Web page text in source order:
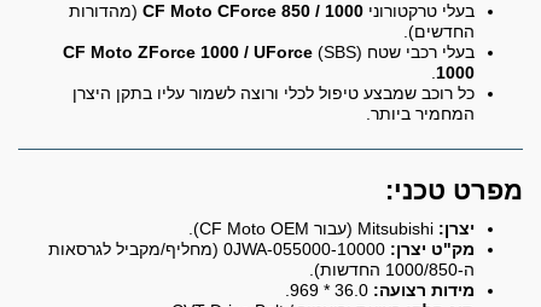
בעלי טרקטורוניCF Moto CForce 850 / 1000(מהדורות
החדשים).
בעלי רכבי שטח (SBS)
CF Moto ZForce 1000 / UForce
1000
.
כל רוכב שמבצע טיפול לכלי ורוצה לשמור עליו בתקן היצרן
המחמיר ביותר.
מפרט טכני:
יצרן:Mitsubishi (עבור CF Moto OEM).
מק"ט יצרן:
0JWA-055000-10000 (מחליף/מקביל לגרסאות
מידות רצועה:36.0 * 969.